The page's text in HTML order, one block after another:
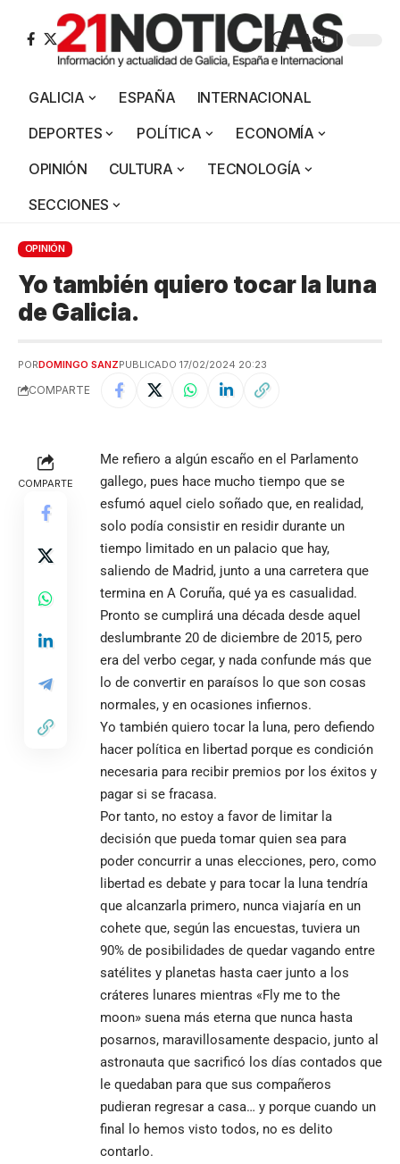
Aa
GALICIA ESPAÑA
INTERNACIONAL
DEPORTES
POLÍTICA
ECONOMÍA
OPINIÓN
CULTURA
TECNOLOGÍA
SECCIONES
OPINIÓN
Yo también quiero tocar la luna
de Galicia.
PORDOMINGO SANZPUBLICADO 17/02/2024 20:23
COMPARTE
COMPARTE
Me refiero a algún escaño en el Parlamento
gallego, pues hace mucho tiempo que se
esfumó aquel cielo soñado que, en realidad,
solo podía consistir en residir durante un
tiempo limitado en un palacio que hay,
saliendo de Madrid, junto a una carretera que
termina en A Coruña, qué ya es casualidad.
Pronto se cumplirá una década desde aquel
deslumbrante 20 de diciembre de 2015, pero
era del verbo cegar, y nada confunde más que
lo de convertir en paraísos lo que son cosas
normales, y en ocasiones infiernos.
Yo también quiero tocar la luna, pero defiendo
hacer política en libertad porque es condición
necesaria para recibir premios por los éxitos y
pagar si se fracasa.
Por tanto, no estoy a favor de limitar la
decisión que pueda tomar quien sea para
poder concurrir a unas elecciones, pero, como
libertad es debate y para tocar la luna tendría
que alcanzarla primero, nunca viajaría en un
cohete que, según las encuestas, tuviera un
90% de posibilidades de quedar vagando entre
satélites y planetas hasta caer junto a los
cráteres lunares mientras «Fly me to the
moon» suena más eterna que nunca hasta
posarnos, maravillosamente despacio, junto al
astronauta que sacrificó los días contados que
le quedaban para que sus compañeros
pudieran regresar a casa… y porque cuando un
final lo hemos visto todos, no es delito
contarlo.